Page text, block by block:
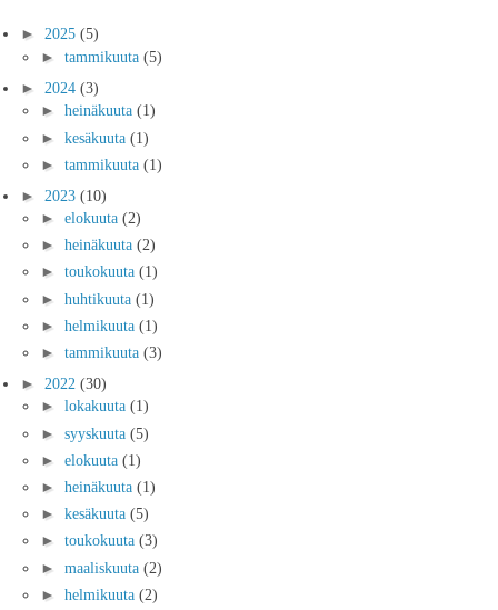
► 2025 (5)
► tammikuuta (5)
► 2024 (3)
► heinäkuuta (1)
► kesäkuuta (1)
► tammikuuta (1)
► 2023 (10)
► elokuuta (2)
► heinäkuuta (2)
► toukokuuta (1)
► huhtikuuta (1)
► helmikuuta (1)
► tammikuuta (3)
► 2022 (30)
► lokakuuta (1)
► syyskuuta (5)
► elokuuta (1)
► heinäkuuta (1)
► kesäkuuta (5)
► toukokuuta (3)
► maaliskuuta (2)
► helmikuuta (2)